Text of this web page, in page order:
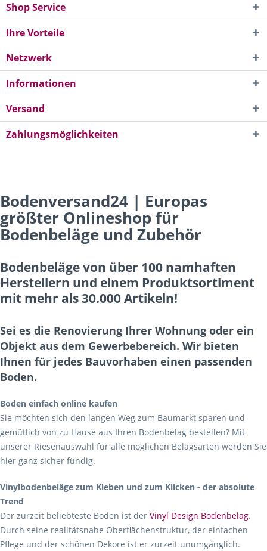
Shop Service
Ihre Vorteile
Netzwerk
Informationen
Versand
Zahlungsmöglichkeiten
Bodenversand24 | Europas
größter Onlineshop für
Bodenbeläge und Zubehör
Bodenbeläge von über 100 namhaften
Herstellern und einem Produktsortiment
mit mehr als 30.000 Artikeln!
Sei es die Renovierung Ihrer Wohnung oder ein
Objekt aus dem Gewerbebereich. Wir bieten
Ihnen für jedes Bauvorhaben einen passenden
Boden.
Boden einfach online kaufen
Sie möchten sich den langen Weg zum Baumarkt sparen und
gemütlich von zu Hause aus Ihren Bodenbelag bestellen? Mit
unserer Riesenauswahl für alle möglichen Belagsarten werden Sie
hier ganz sicher fündig.
Vinylbodenbeläge zum Kleben und zum Klicken - der absolute
Trend
Der zurzeit beliebteste Boden ist der Vinyl Design Bodenbelag.
Durch seine realitätsnahe Oberflächenstruktur, der einfachen
Pflege und der schönen Dekore ist er zurzeit unumgänglich.